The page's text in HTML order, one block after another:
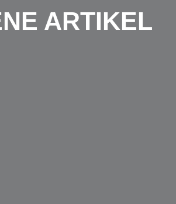
ARTIKEL